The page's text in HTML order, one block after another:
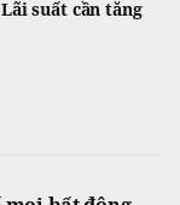
suất cần tăng